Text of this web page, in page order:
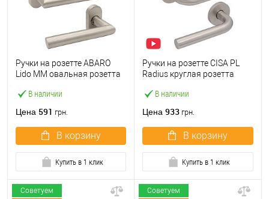
В наличии
Ручки на розетте ABARO
Lido MM овальная розетта
Цена 591 грн.
В корзину
Купить в 1 клик
В наличии
Ручки на розетте CISA PL
Radius круглая розетта
сталь
Цена 933 грн.
В корзину
Купить в 1 клик
Советуем
Советуем